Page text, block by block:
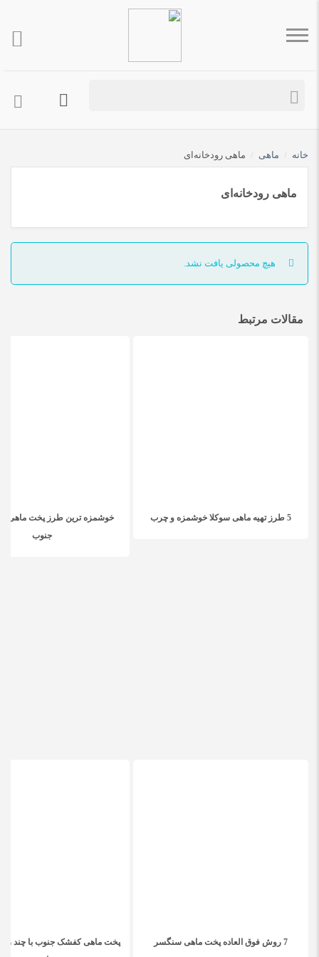
خانه / ماهی / ماهی رودخانه‌ای
ماهی رودخانه‌ای
هیچ محصولی یافت نشد.
مقالات مرتبط
5 طرز تهیه ماهی سوکلا خوشمزه و چرب
خوشمزه ترین طرز پخت ماهی
جنوب
پخت ماهی کفشک جنوب با چند
7 روش فوق العاده پخت ماهی سنگسر